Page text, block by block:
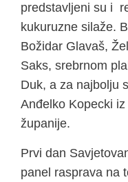
predstavljeni su i
kukuruzne silaže.
Božidar Glavaš,
Saks, srebrnom
Duk, a za najbolju
Anđelko Kopecki
županije.
Prvi dan
panel rasprava na